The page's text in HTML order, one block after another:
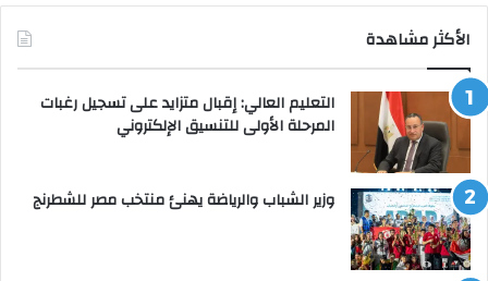
الأكثر مشاهدة
التعليم العالي: إقبال متزايد على تسجيل رغبات
المرحلة الأولى للتنسيق الإلكتروني
وزير الشباب والرياضة يهنئ منتخب مصر للشطرنج